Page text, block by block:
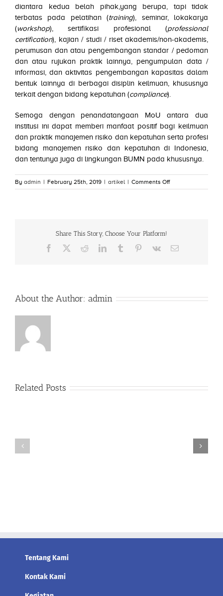
diantara kedua belah pihak,yang berupa, tapi tidak
terbatas pada pelatihan (training), seminar, lokakarya
(workshop), sertifikasi profesional (professional
certification), kajian / studi / riset akademis/non-akademis,
perumusan dan atau pengembangan standar / pedoman
dan atau rujukan praktik lainnya, pengumpulan data /
informasi, dan aktivitas pengembangan kapasitas dalam
bentuk lainnya di berbagai disiplin keilmuan, khususnya
terkait dengan bidang kepatuhan (compliance).
Semoga dengan penandatangaan MoU antara dua
institusi ini dapat memberi manfaat positif bagi keilmuan
dan praktik manajemen risiko dan kepatuhan serta profesi
bidang manajemen risiko dan kepatuhan di Indonesia,
dan tentunya juga di lingkungan BUMN pada khususnya.
By admin | February 25th, 2019 | artikel | Comments Offon
Penandatanganan
ICoPI
Share This Story, Choose Your Platform!
Facebook RedditLinkedInTumblr Pinterest
Vk Email
About the Author: admin
Related Posts
Tentang Kami
Kontak Kami